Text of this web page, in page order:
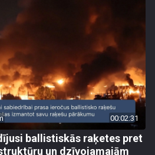
00:02:31
ballistiskās raķetes pret
un dzīvojamajām